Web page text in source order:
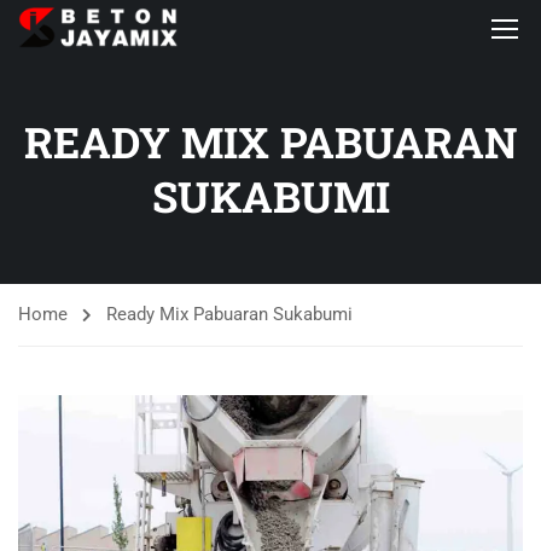
READY MIX PABUARAN
SUKABUMI
Home Ready Mix Pabuaran Sukabumi